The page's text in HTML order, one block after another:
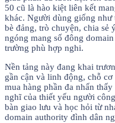
50 cũ là hào kiệt liên kết
khác. Người dùng giống như
bè đảng, trò chuyện, chia sẻ
ngóng mang số đông
trường phù hợp nghi.
Nền tảng này đang khai
gần cận và linh động, chỗ
mua hàng phần đa nhấn
nghĩ của thiết yếu người
bàn giao lưu và học hỏi từ
domain authority đình dân